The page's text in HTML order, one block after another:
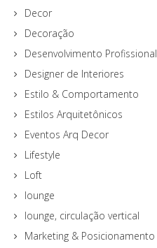
Decor
Decoração
Desenvolvimento Profissional
Designer de Interiores
Estilo & Comportamento
Estilos Arquitetônicos
Eventos Arq Decor
Lifestyle
Loft
lounge
lounge, circulação vertical
Marketing & Posicionamento